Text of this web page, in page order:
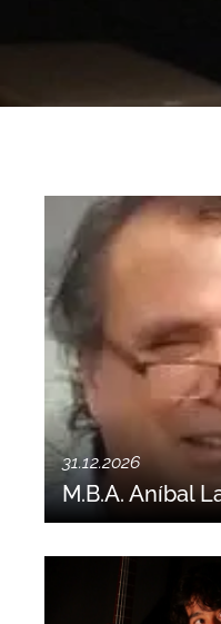
31.12.2026
M.B.A. Aníbal